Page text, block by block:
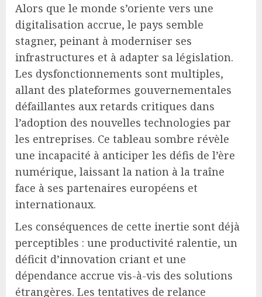
Alors que le monde s’oriente vers une
digitalisation accrue, le pays semble
stagner, peinant à moderniser ses
infrastructures et à adapter sa législation.
Les dysfonctionnements sont multiples,
allant des plateformes gouvernementales
défaillantes aux retards critiques dans
l’adoption des nouvelles technologies par
les entreprises. Ce tableau sombre révèle
une incapacité à anticiper les défis de l’ère
numérique, laissant la nation à la traîne
face à ses partenaires européens et
internationaux.
Les conséquences de cette inertie sont déjà
perceptibles : une productivité ralentie, un
déficit d’innovation criant et une
dépendance accrue vis-à-vis des solutions
étrangères. Les tentatives de relance